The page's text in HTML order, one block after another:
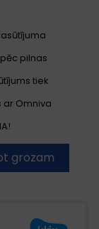
pilnas
tiek
ar Omniva
grozam